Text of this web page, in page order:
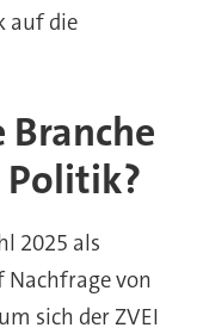
auf die
2025 als
Nachfrage von
sich der ZVEI